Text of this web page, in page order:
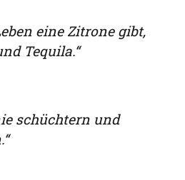
eine Zitrone gibt,
Tequila.“
schüchtern und